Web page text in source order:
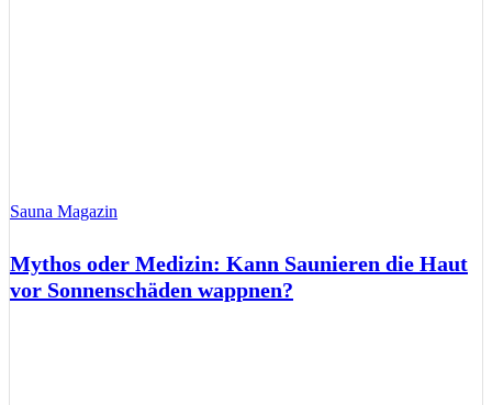
Sauna Magazin
Mythos oder Medizin: Kann Saunieren die Haut
vor Sonnenschäden wappnen?